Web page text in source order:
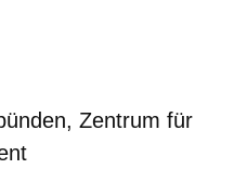
Zentrum für